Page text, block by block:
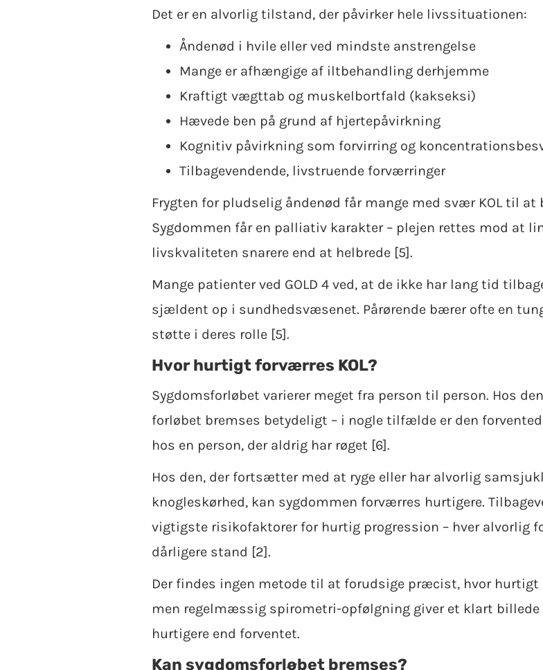
Det er en alvorlig tilstand, der påvirker hele livssituationen:
Åndenød i hvile eller ved mindste anstrengelse
Mange er afhængige af iltbehandling derhjemme
Kraftigt vægttab og muskelbortfald (kakseksi)
Hævede ben på grund af hjertepåvirkning
Kognitiv påvirkning som forvirring og
Tilbagevendende, livstruende forværringer
Frygten for pludselig åndenød får mange med svær KOL til
Sygdommen får en palliativ karakter – plejen rettes mod at
livskvaliteten snarere end at helbrede [5].
Mange patienter ved GOLD 4 ved, at de ikke har lang tid
sjældent op i sundhedsvæsenet. Pårørende bærer ofte en
støtte i deres rolle [5].
Hvor hurtigt forværres KOL?
Sygdomsforløbet varierer meget fra person til person. Hos
forløbet bremses betydeligt – i nogle tilfælde er den
hos en person, der aldrig har røget [6].
Hos den, der fortsætter med at ryge eller har alvorlig
knogleskørhed, kan sygdommen forværres hurtigere.
vigtigste risikofaktorer for hurtig progression – hver alvorlig
dårligere stand [2].
Der findes ingen metode til at forudsige præcist, hvor hurtigt
men regelmæssig spirometri-opfølgning giver et klart
hurtigere end forventet.
Kan sygdomsforløbet bremses?